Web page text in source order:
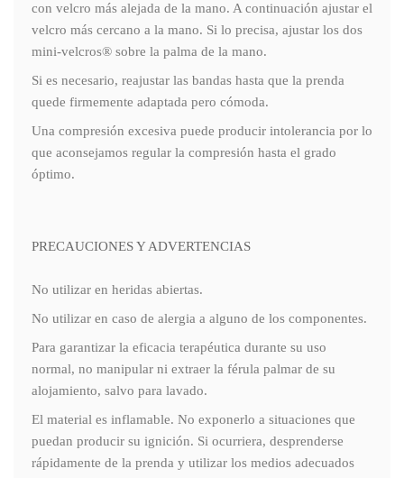
con velcro más alejada de la mano. A continuación ajustar el
velcro más cercano a la mano. Si lo precisa, ajustar los dos
mini-velcros® sobre la palma de la mano.
Si es necesario, reajustar las bandas hasta que la prenda
quede firmemente adaptada pero cómoda.
Una compresión excesiva puede producir intolerancia por lo
que aconsejamos regular la compresión hasta el grado
óptimo.
PRECAUCIONES Y ADVERTENCIAS
No utilizar en heridas abiertas.
No utilizar en caso de alergia a alguno de los componentes.
Para garantizar la eficacia terapéutica durante su uso
normal, no manipular ni extraer la férula palmar de su
alojamiento, salvo para lavado.
El material es inflamable. No exponerlo a situaciones que
puedan producir su ignición. Si ocurriera, desprenderse
rápidamente de la prenda y utilizar los medios adecuados